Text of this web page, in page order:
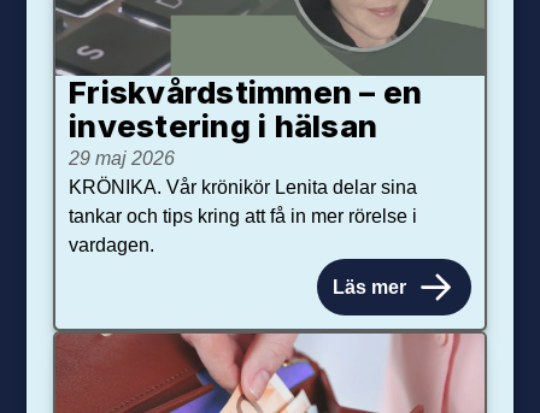
Friskvårdstimmen – en
investering i hälsan
29 maj 2026
KRÖNIKA. Vår krönikör Lenita delar sina
tankar och tips kring att få in mer rörelse i
vardagen.
Läs mer